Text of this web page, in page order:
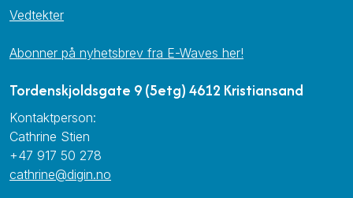
Vedtekter
Abonner på nyhetsbrev fra E-Waves her!
Tordenskjoldsgate 9 (5etg) 4612 Kristiansand
Kontaktperson:
Cathrine Stien
+47 917 50 278
cathrine@digin.no